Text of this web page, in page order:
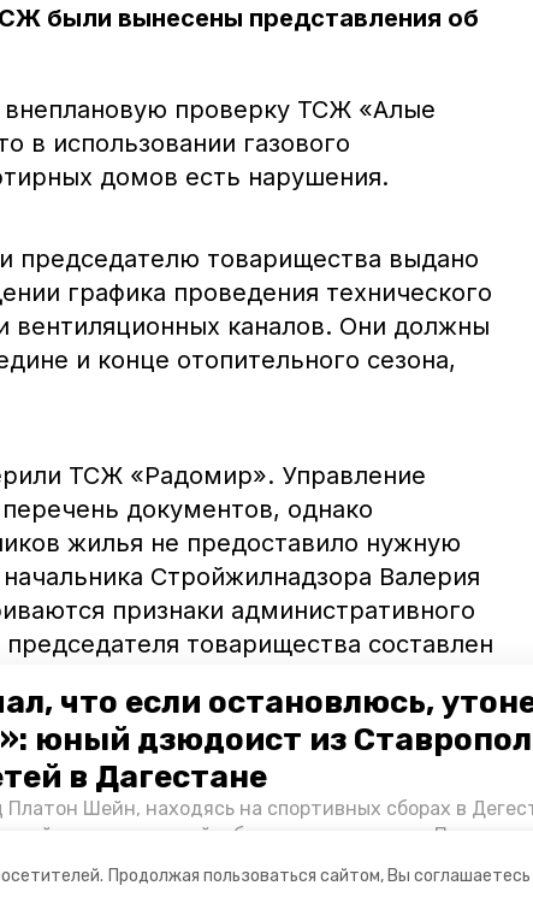
Продолжая пользоваться сайтом, Вы соглашаетесь
что если остановлюсь,
юный дзюдоист из
в Дагестане
Платон Шейн, находясь на спортивных сборах в
море детей и бросился на помощь. По
«Победы26» пообщался с юным героем.
были вынесены представления об
проверку ТСЖ «Алые
в использовании газового
домов есть нарушения.
председателю товарищества выдано
графика проведения технического
вентиляционных каналов. Они должны
и конце отопительного сезона,
ТСЖ «Радомир». Управление
документов, однако
жилья не предоставило нужную
Стройжилнадзора Валерия
признаки административного
товарищества составлен
всей территории края прошли
оборудования. Они
завершились